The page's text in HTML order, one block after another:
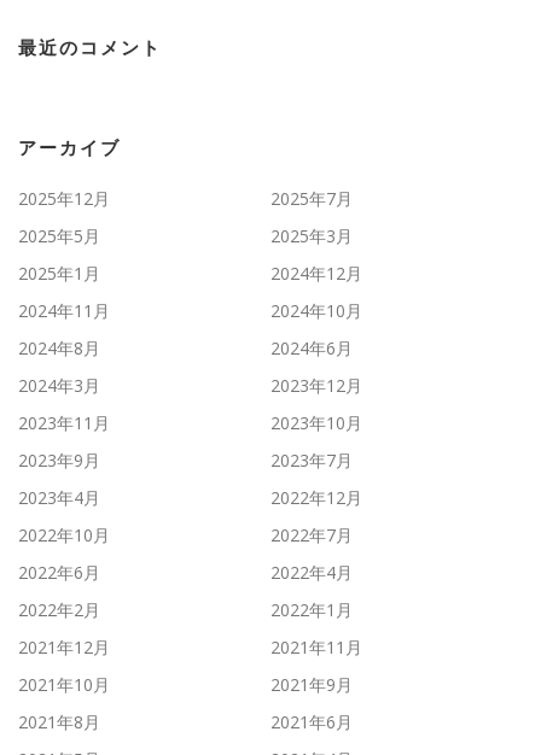
最近のコメント
アーカイブ
2025年12月
2025年7月
2025年5月
2025年3月
2025年1月
2024年12月
2024年11月
2024年10月
2024年8月
2024年6月
2024年3月
2023年12月
2023年11月
2023年10月
2023年9月
2023年7月
2023年4月
2022年12月
2022年10月
2022年7月
2022年6月
2022年4月
2022年2月
2022年1月
2021年12月
2021年11月
2021年10月
2021年9月
2021年8月
2021年6月